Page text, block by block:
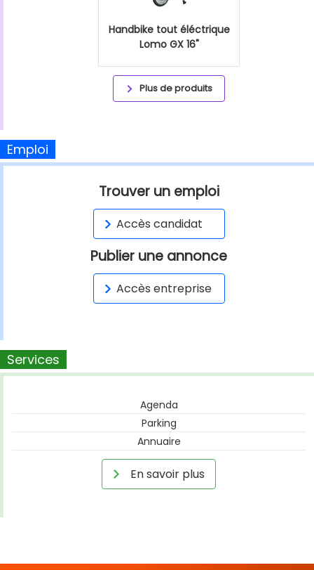
Handbike tout éléctrique
Lomo GX 16"
Plus de produits
Emploi
Trouver un emploi
Accès candidat
Publier une annonce
Accès entreprise
Services
Agenda
Parking
Annuaire
En savoir plus